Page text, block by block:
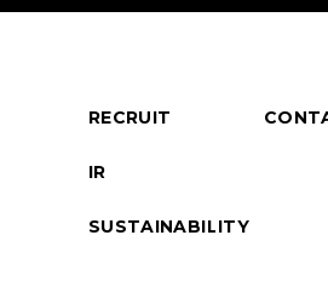
RECRUIT
IR
SUSTAINABILITY